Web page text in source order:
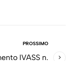
PROSSIMO
IVASS n.